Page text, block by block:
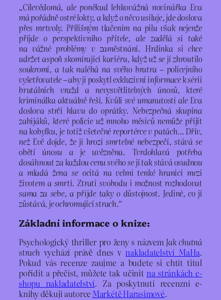
„Cílevědomá, ale poněkud lehkovážná novinářka Eva
má pořádně ostré lokty, a když o něco usiluje, jde doslova
přes mrtvoly. Přílišným tlačením na pilu však nejenže
přijde o perspektivního přítele, ale zadělá si také
na vážné problémy v zaměstnání. Hrdinka si chce
udržet aspoň skomírající kariéru, když už se jí zhroutilo
soukromí, a tak naléhá na svého bratra – policejního
vyšetřovatele – aby jí poskytl exkluzivní informace k sérii
brutálních vražd a nevysvětlitelných únosů, které
kriminálka aktuálně řeší. Kvůli své umanutosti ale Eva
doslova strčí hlavu do oprátky. Nebezpečná skupina
zabijáků, které policie už mnoho měsíců nemůže přijít
na kobylku, je totiž všetečné reportérce v patách… Dřív,
než Evě dojde, že jí hrozí smrtelné nebezpečí, stává se
obětí únosu a je uvězněna. Tvrdohlavá potřeba
dosáhnout za každou cenu svého se jí tak stává osudnou
a mladá žena se ocitá na velmi tenké hranici mezi
životem a smrtí. Ztratí svobodu i možnost rozhodovat
sama za sebe, a přijde taky o důstojnost. Jediné, co jí
zůstává, je ochromující strach.“
Základní informace o knize:
Psychologický thriller pro ženy s názvem Jak chutná
strachvychází právě dnes v nakladatelství MaHa.
Pokud vás recenze zaujme a budete si chtít titul
pořídit a přečíst, můžete tak učinit na stránkách e-
shopu nakladatelství. Za poskytnutí recenzní e-
knihy děkuji autorce Markétě Harasimové.